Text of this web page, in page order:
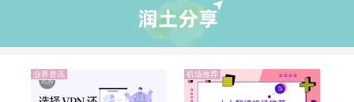
业界资讯 机场推荐